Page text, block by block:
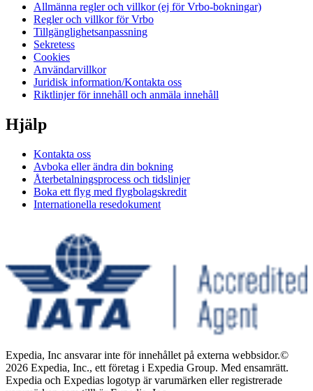
Allmänna regler och villkor (ej för Vrbo-bokningar)
Regler och villkor för Vrbo
Tillgänglighetsanpassning
Sekretess
Cookies
Användarvillkor
Juridisk information/Kontakta oss
Riktlinjer för innehåll och anmäla innehåll
Hjälp
Kontakta oss
Avboka eller ändra din bokning
Återbetalningsprocess och tidslinjer
Boka ett flyg med flygbolagskredit
Internationella resedokument
Expedia, Inc ansvarar inte för innehållet på externa webbsidor.©
2026 Expedia, Inc., ett företag i Expedia Group. Med ensamrätt.
Expedia och Expedias logotyp är varumärken eller registrerade